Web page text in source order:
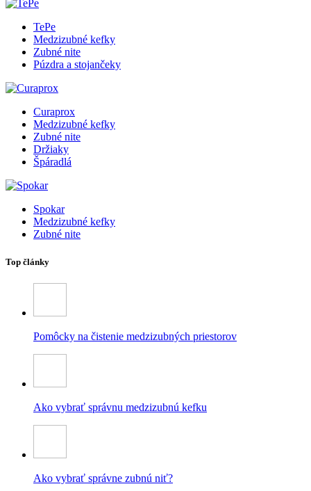
TePe
Medzizubné kefky
Zubné nite
Púzdra a stojančeky
Curaprox
Medzizubné kefky
Zubné nite
Držiaky
Špáradlá
Spokar
Medzizubné kefky
Zubné nite
Top články
Pomôcky na čistenie medzizubných priestorov
Ako vybrať správnu medzizubnú kefku
Ako vybrať správne zubnú niť?